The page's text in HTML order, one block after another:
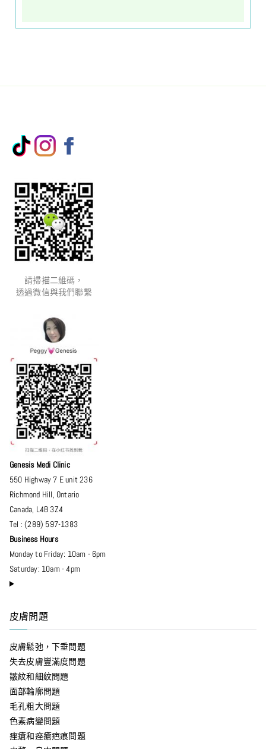
請掃描二維碼，
透過微信與我們聯繫
Genesis Medi Clinic
550 Highway 7 E unit 236
Richmond Hill, Ontario
Canada, L4B 3Z4
Tel :(289) 597-1383
Business Hours
Monday to Friday: 10am - 6pm
Saturday: 10am - 4pm
皮膚問題
皮膚鬆弛，下垂問題
失去皮膚豐滿度問題
皺紋和細紋問題
面部輪廓問題
毛孔粗大問題
色素病變問題
痤瘡和痤瘡疤痕問題